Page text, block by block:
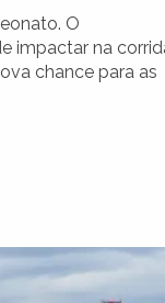
O
impactar na
chance para as